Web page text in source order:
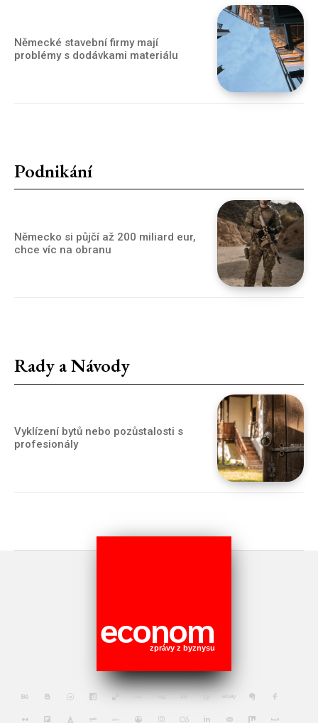
Německé stavební firmy mají
problémy s dodávkami materiálu
Podnikání
Německo si půjčí až 200 miliard eur,
chce víc na obranu
Rady a Návody
Vyklízení bytů nebo pozůstalosti s
profesionály
econom
zprávy z byznysu